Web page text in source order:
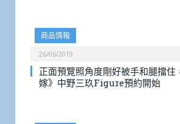
商品情報
26/06/2019
正面預覽照角度剛好被手和腿擋住
嫁》中野三玖Figure預約開始